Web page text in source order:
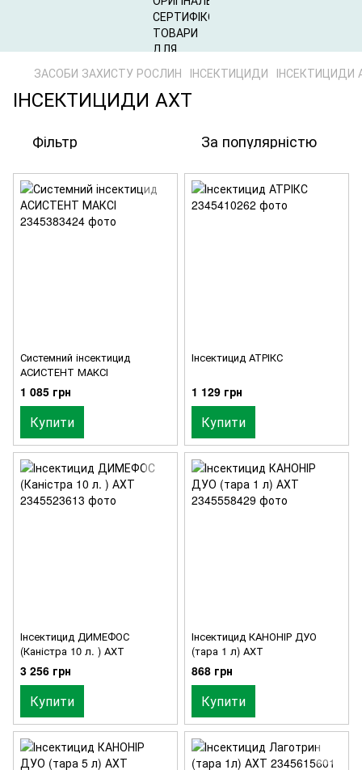
ЗАСОБИ ЗАХИСТУ РОСЛИН ІНСЕКТИЦИДИ ІНСЕКТИЦИДИ
ІНСЕКТИЦИДИ АХТ
Фільтр За популярністю
Системний інсектицид
АСИСТЕНТ МАКСІ
1 085 грн
Купити
Інсектицид АТРІКС
1 129 грн
Купити
Інсектицид ДИМЕФОС
(Каністра 10 л. ) АХТ
3 256 грн
Купити
Інсектицид КАНОНІР ДУО
(тара 1 л) АХТ
868 грн
Купити